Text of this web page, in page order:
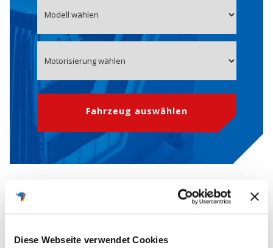
Diese Webseite verwendet Cookies
Fahrzeug auswählen
OE-Nummer 4608719AB